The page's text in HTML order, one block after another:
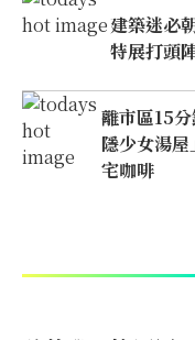
建築迷必
特展打頭
離市區15
隱少女湯
宅咖啡